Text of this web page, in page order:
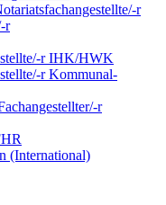
r
r
r IHK/HWK
r Kommunal­
r
(International)